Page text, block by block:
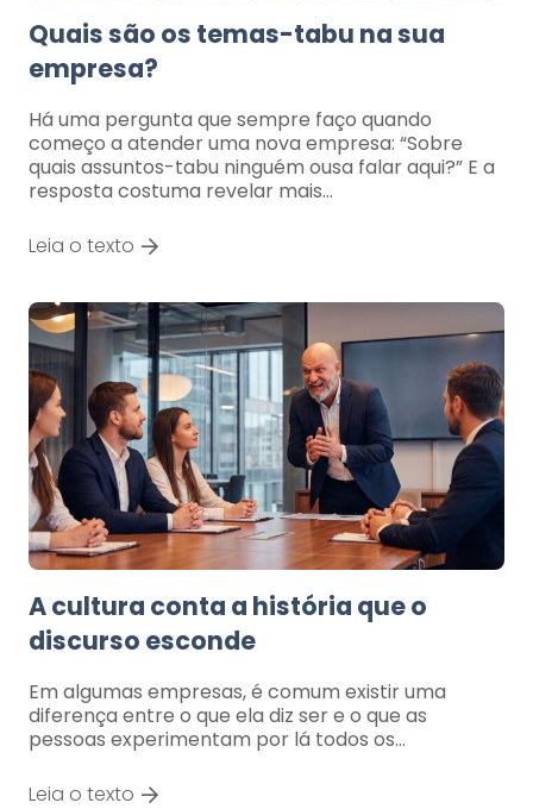
Quais são os temas-tabu na sua
empresa?
Há uma pergunta que sempre faço quando
começo a atender uma nova empresa: “Sobre
quais assuntos-tabu ninguém ousa falar aqui?” E a
resposta costuma revelar mais…
Leia o texto
A cultura conta a história que o
discurso esconde
Em algumas empresas, é comum existir uma
diferença entre o que ela diz ser e o que as
pessoas experimentam por lá todos os…
Leia o texto